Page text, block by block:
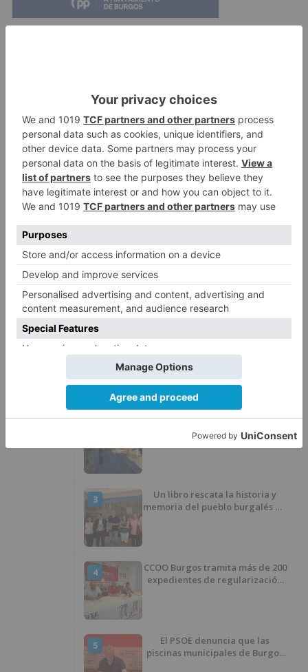
como beneficiarse de los mismos y como contar
con el apoyo de una organización que trabaja e
implanta recursos y actuaciones en materia de
igualdad de oportunidades entre mujeres y
hombres.
UBU organiza jornadas online
sensibilización
motivación
materia igualdad
LO + VISTO
1
apertura del Castillo responde a
“una foto” y no a la culminación
del proyecto
El poblado de El Encuentro de
Burgos a punto de culminar su
proceso de realojo
3
Un libro rescata la historia y
memoria del pueblo burgalés de
4
CCOO Burgos tramita más de 200
expedientes de regularización
5
El PSOE denuncia que las
piscinas municipales de Burgos